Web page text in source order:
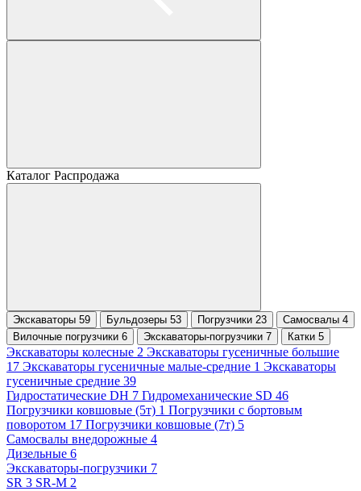
Каталог Распродажа
Экскаваторы 59 Бульдозеры 53 Погрузчики 23
Самосвалы 4
Вилочные погрузчики 6
Экскаваторы-погрузчики 7 Катки 5
Экскаваторы колесные 2 Экскаваторы гусеничные большие
17 Экскаваторы гусеничные малые-средние 1 Экскаваторы
гусеничные средние 39
Гидростатические DH 7 Гидромеханические SD 46
Погрузчики ковшовые (5т) 1 Погрузчики с бортовым
поворотом 17 Погрузчики ковшовые (7т) 5
Самосвалы внедорожные 4
Дизельные 6
Экскаваторы-погрузчики 7
SR 3 SR-M 2